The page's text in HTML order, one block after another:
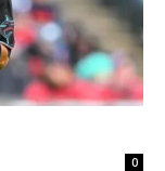
0